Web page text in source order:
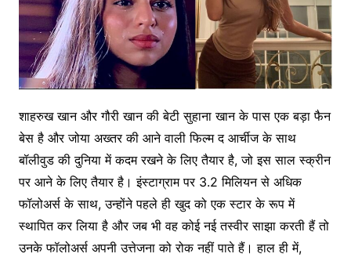
शाहरुख खान और गौरी खान की बेटी सुहाना खान के पास एक बड़ा फैन
बेस है और जोया अख्तर की आने वाली फिल्म द आर्चीज के साथ
बॉलीवुड की दुनिया में कदम रखने के लिए तैयार है, जो इस साल स्क्रीन
पर आने के लिए तैयार है। इंस्टाग्राम पर 3.2 मिलियन से अधिक
फॉलोअर्स के साथ, उन्होंने पहले ही खुद को एक स्टार के रूप में
स्थापित कर लिया है और जब भी वह कोई नई तस्वीर साझा करती हैं तो
उनके फॉलोअर्स अपनी उत्तेजना को रोक नहीं पाते हैं। हाल ही में,